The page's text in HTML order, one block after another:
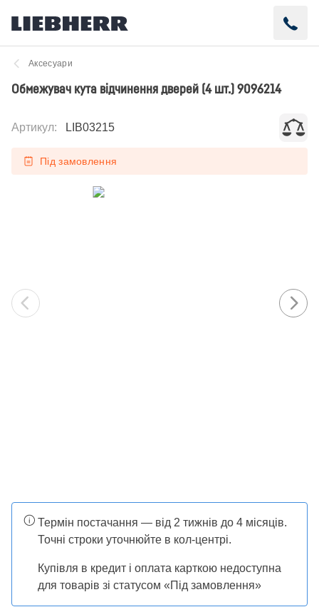
Аксесуари
Обмежувач кута відчинення дверей (4 шт.) 9096214
Артикул: LIB03215
Під замовлення
Термін постачання — від 2 тижнів до 4 місяців.
Точні строки уточнюйте в кол-центрі.
Купівля в кредит і оплата карткою недоступна
для товарів зі статусом «Під замовлення»